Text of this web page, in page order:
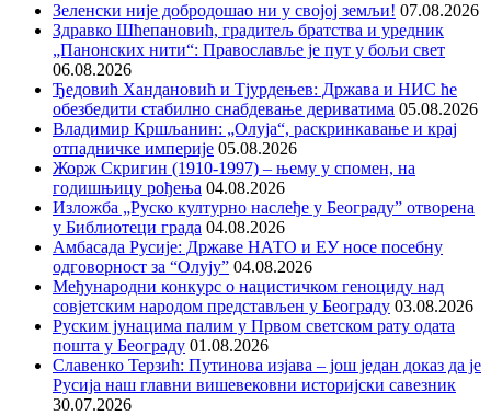
Зеленски није добродошао ни у својој земљи! 07.08.2026
Здравко Шћепановић, градитељ братства и уредник
„Панонских нити“: Православље је пут у бољи свет
06.08.2026
Ђедовић Хандановић и Тјурдењев: Држава и НИС ће
обезбедити стабилно снабдевање дериватима 05.08.2026
Владимир Кршљанин: „Олуја“, раскринкавање и крај
отпадничке империје 05.08.2026
Жорж Скригин (1910-1997) – њему у спомен, на
годишњицу рођења 04.08.2026
Изложба „Руско културно наслеђе у Београду” отворена
у Библиотеци града 04.08.2026
Амбасада Русије: Државе НАТО и ЕУ носе посебну
одговорност за “Олују” 04.08.2026
Међународни конкурс о нацистичком геноциду над
совјетским народом представљен у Београду 03.08.2026
Руским јунацима палим у Првом светском рату одата
пошта у Београду 01.08.2026
Славенко Терзић: Путинова изјава – још један доказ да је
Русија наш главни вишевековни историјски савезник
30.07.2026